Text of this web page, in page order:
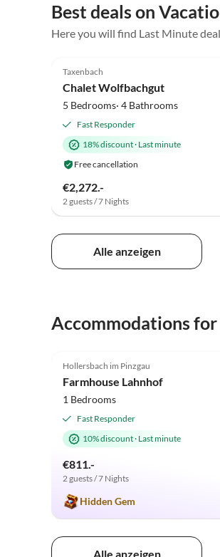
Best deals on
Here you will find Last Minute
Taxenbach
Chalet Wolfbachgut
5 Bedrooms· 4 Bathrooms
Fast Responder
18% discount· Last minute
Free cancellation
€2,272.-
2 guests / 7 Nights
Alle anzeigen
Accommodations
Farm Holiday
Hollersbach im Pinzgau
Farmhouse Lahnhof
1 Bedrooms
Fast Responder
10% discount· Last minute
€811.-
2 guests / 7 Nights
Hidden Gem
Alle anzeigen